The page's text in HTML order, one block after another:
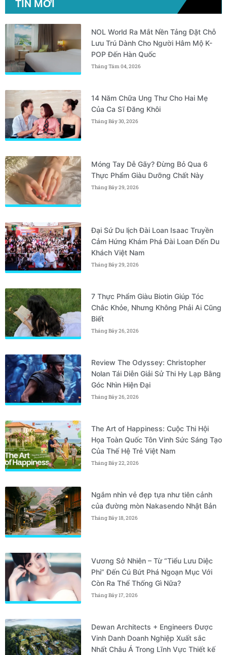
TIN MỚI
NOL World Ra Mắt Nền Tảng Đặt Chỗ
Lưu Trú Dành Cho Người Hâm Mộ K-
POP Đến Hàn Quốc
Tháng Tám 04, 2026
14 Năm Chữa Ung Thư Cho Hai Mẹ
Của Ca Sĩ Đăng Khôi
Tháng Bảy 30, 2026
Móng Tay Dễ Gãy? Đừng Bỏ Qua 6
Thực Phẩm Giàu Dưỡng Chất Này
Tháng Bảy 29, 2026
Đại Sứ Du lịch Đài Loan Isaac Truyền
Cảm Hứng Khám Phá Đài Loan Đến Du
Khách Việt Nam
Tháng Bảy 29, 2026
7 Thực Phẩm Giàu Biotin Giúp Tóc
Chắc Khỏe, Nhưng Không Phải Ai Cũng
Biết
Tháng Bảy 26, 2026
Review The Odyssey: Christopher
Nolan Tái Diễn Giải Sử Thi Hy Lạp Bằng
Góc Nhìn Hiện Đại
Tháng Bảy 26, 2026
The Art of Happiness: Cuộc Thi Hội
Họa Toàn Quốc Tôn Vinh Sức Sáng Tạo
Của Thế Hệ Trẻ Việt Nam
Tháng Bảy 22, 2026
Ngắm nhìn vẻ đẹp tựa như tiên cảnh
của đường mòn Nakasendo Nhật Bản
Tháng Bảy 18, 2026
Vương Sở Nhiên – Từ “Tiểu Lưu Diệc
Phi” Đến Cú Bứt Phá Ngoạn Mục Với
Còn Ra Thể Thống Gì Nữa?
Tháng Bảy 17, 2026
Dewan Architects + Engineers Được
Vinh Danh Doanh Nghiệp Xuất sắc
Nhất Châu Á Trong Lĩnh Vực Thiết kế